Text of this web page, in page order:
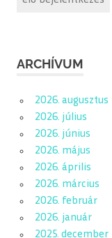
ARCHÍVUM
2026. augusztus
2026. július
2026. június
2026. május
2026. április
2026. március
2026. február
2026. január
2025. december